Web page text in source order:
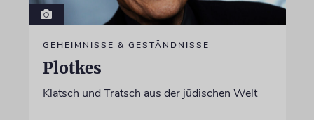
GEHEIMNISSE & GESTÄNDNISSE
Plotkes
Klatsch und Tratsch aus der jüdischen Welt